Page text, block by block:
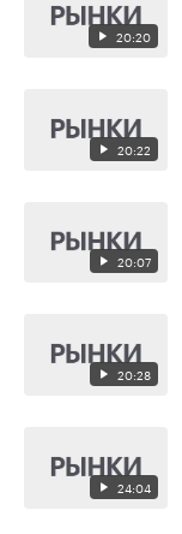
20:20
20:22
20:07
20:28
24:04